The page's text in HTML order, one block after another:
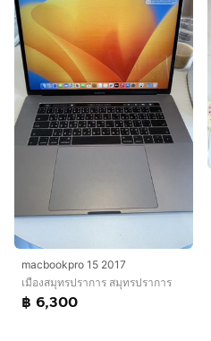
macbookpro 15 2017
เมืองสมุทรปราการ สมุทรปราการ
฿ 6,300